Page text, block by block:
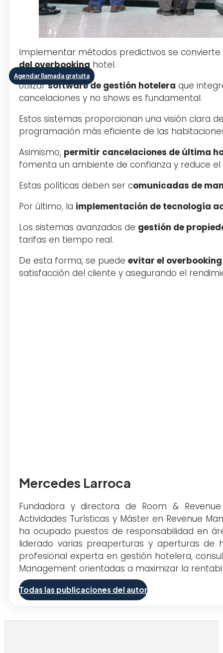
Agendar llamada gratuita
Implementar métodos predictivos se
del overbooking hotel.
Utilizarsoftware de gestión hotelera que
cancelaciones y no shows es fundamental.
Estos sistemas proporcionan una visión clara
programación más eficiente de las
Asimismo, permitir cancelaciones de última
fomenta un ambiente de confianza y reduce
Estas políticas deben ser comunicadas de
Por último, la implementación de tecnología
Los sistemas avanzados de gestión de
tarifas en tiempo real.
De esta forma, se puede evitar el
satisfacción del cliente y asegurando el
Mercedes Larroca
Fundadora y directora de Room &
Actividades Turísticas y Máster en Revenue
ha ocupado puestos de responsabilidad en
liderado varias preaperturas y aperturas de
profesional experta en gestión hotelera,
Management orientadas a maximizar la
Todas las publicaciones del autor